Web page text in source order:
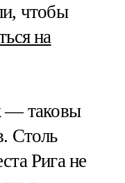
чтобы
на
— таковы
Столь
Рига не